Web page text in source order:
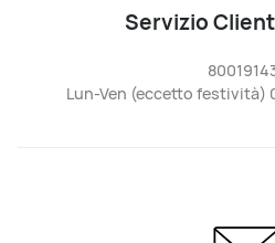
Servizio
Lun-Ven (eccetto festività)